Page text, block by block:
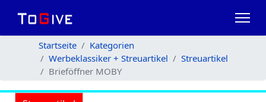
Startseite
Kategorien
Werbeklassiker + Streuartikel
Streuartikel
Brieföffner MOBY